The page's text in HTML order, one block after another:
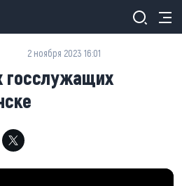
2 ноября 2023 16:01